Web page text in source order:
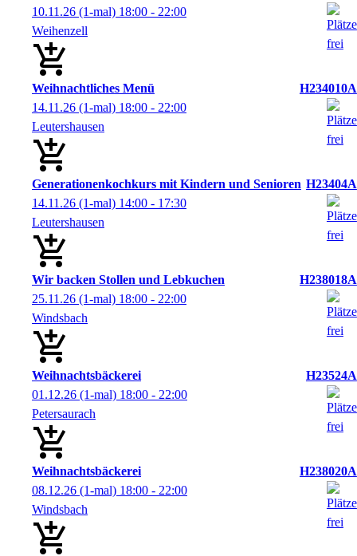
10.11.26 (1-mal) 18:00 - 22:00
Weihenzell
Weihnachtliches Menü
H234010A
14.11.26 (1-mal) 18:00 - 22:00
Leutershausen
Generationenkochkurs mit Kindern und Senioren H23404A
14.11.26 (1-mal) 14:00 - 17:30
Leutershausen
Wir backen Stollen und Lebkuchen
H238018A
25.11.26 (1-mal) 18:00 - 22:00
Windsbach
Weihnachtsbäckerei
H23524A
01.12.26 (1-mal) 18:00 - 22:00
Petersaurach
Weihnachtsbäckerei
H238020A
08.12.26 (1-mal) 18:00 - 22:00
Windsbach